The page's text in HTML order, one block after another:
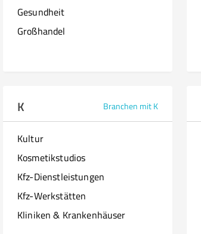
Gesundheit
Großhandel
K Branchen mit K
Kultur
Kosmetikstudios
Kfz-Dienstleistungen
Kfz-Werkstätten
Kliniken & Krankenhäuser